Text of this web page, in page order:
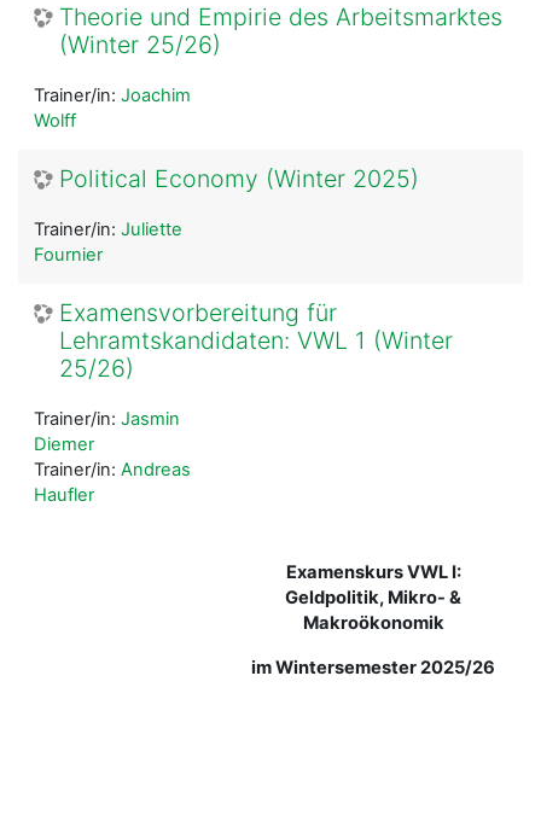
Theorie und Empirie des Arbeitsmarktes
(Winter 25/26)
Trainer/in: Joachim
Wolff
Political Economy (Winter 2025)
Trainer/in: Juliette
Fournier
Examensvorbereitung für
Lehramtskandidaten: VWL 1 (Winter
25/26)
Examenskurs VWL I:
Geldpolitik, Mikro- &
Makroökonomik
im Wintersemester 2025/26
Trainer/in: Jasmin
Diemer
Trainer/in: Andreas
Haufler